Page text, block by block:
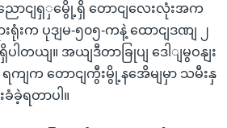
ညောငျရှှမွေို့ရှိ တောငျလေးလုံးအက
းရုံးက ပုဒျမ-၅၀၅-ကနဲ့ ထောငျဒဏျ ၂
ါတယျ။ အယျဒီတာခြုပျ ဒေါျမွဝနျး
ကျက တောငျကွီးမွို့နအေိမျမှာ သမီးနှ
ခဲ့ရတာပါ။